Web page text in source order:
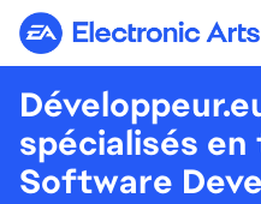
Electronic Arts
spécialisés
Software